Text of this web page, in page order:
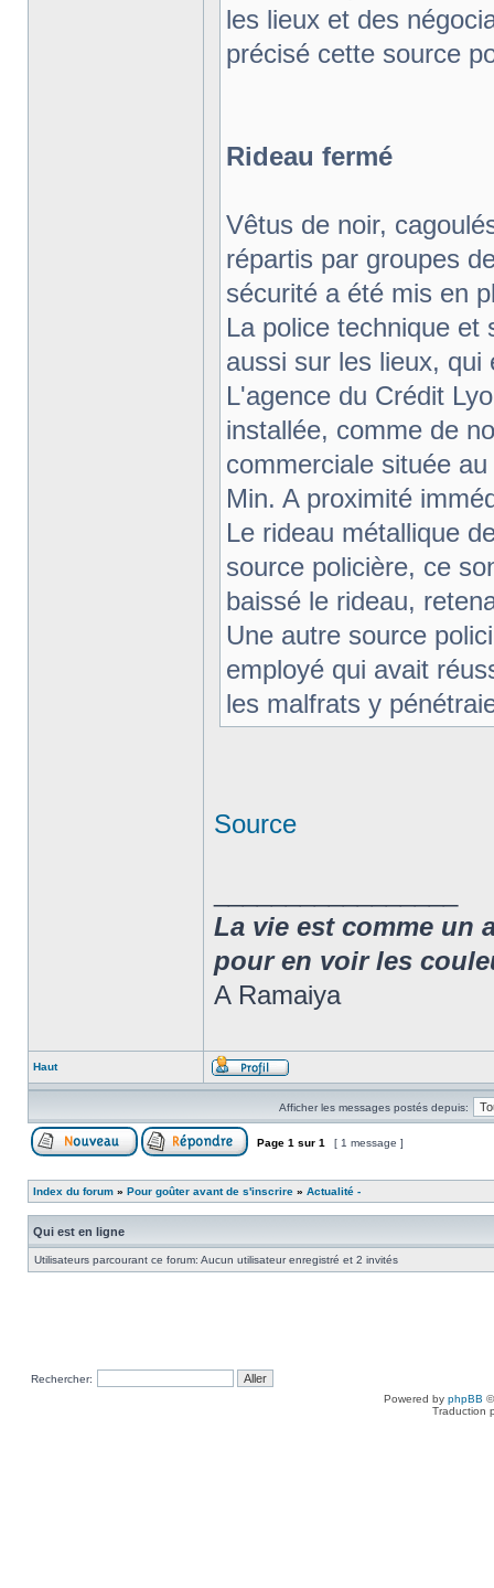
les lieux et des
précisé cette source
Rideau fermé
Vêtus de noir,
répartis par groupes
sécurité a été mis en
La police technique et
aussi sur les lieux, qui
L'agence du Crédit
installée, comme de
commerciale située
Min. A proximité
Le rideau métallique
source policière, ce
baissé le rideau,
Une autre source
employé qui avait
les malfrats y
Source
La vie est comme un
pour en voir les
A Ramaiya
Haut
Afficher les messages postés depuis:
Page 1 sur 1 [ 1 message ]
Index du forum » Pour goûter avant de s'inscrire » Actualité -
Qui est en ligne
Utilisateurs parcourant ce forum: Aucun utilisateur enregistré et 2 invités
Rechercher:
Powered by phpBB
Traduction